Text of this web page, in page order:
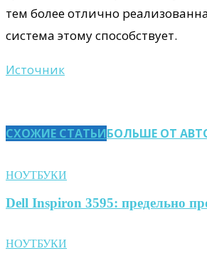
тем более отлично
система этому способствует.
Источник
СХОЖИЕ СТАТЬИБОЛЬШЕ ОТ
НОУТБУКИ
Dell Inspiron 3595: предельно
НОУТБУКИ